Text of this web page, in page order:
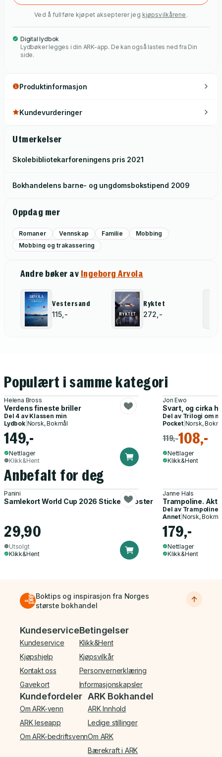
Ved å fullføre kjøpet aksepterer jeg kjøpsvilkårene .
Digital lydbok
Lydbøker legges i din ARK-app. De kan også lastes ned fra Din
side.
Produktinformasjon
Kundevurderinger
Utmerkelser
Skolebibliotekarforeningens pris 2021
Bokhandelens barne- og ungdomsbokstipend 2009
Oppdag mer
Romaner Vennskap Familie
Mobbing
Mobbing og trakassering
Andre bøker av Ingeborg Arvola
Vestersand
115,-
Ryktet
272,-
Populært i samme kategori
Helena Bross
Verdens fineste briller
Del 4 av Klassen min
Lydbok| Norsk, Bokmål
149,-
Nettlager
Klikk&Hent
Jon Ewo
Svart, og cirka
Del av Trilogi om
Pocket| Norsk,
119,-108,-
Nettlager
Klikk&Hent
Anbefalt for deg
Panini
Samlekort World Cup 2026 Sticker Booster
29,90
Utsolgt
Klikk&Hent
Janne Hals
Trampoline.
Del av Trampoline
Annet| Norsk,
179,-
Nettlager
Klikk&Hent
Boktips og inspirasjon fra Norges
største bokhandel
Bunnmeny
Kundeservice
Kundeservice
Kjøpshjelp
Kontakt oss
Gavekort
Betingelser
Klikk&Hent
Kjøpsvilkår
Personvernerklæring
Informasjonskapsler
Kundefordeler
Om ARK-venn
ARK leseapp
Om ARK-bedriftsvenn
ARK Bokhandel
ARK Innhold
Ledige stillinger
Om ARK
Bærekraft i ARK